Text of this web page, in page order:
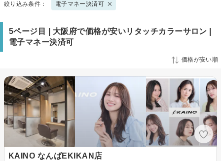
絞り込み条件： 電子マネー決済可
5ページ目 | 大阪府で価格が安いリタッチカラーサロン |
電子マネー決済可
価格が安い順
KAINO なんばEKIKAN店